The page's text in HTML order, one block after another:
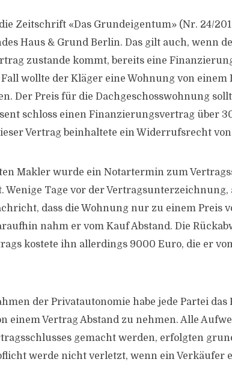
Zeitschrift «Das Grundeigentum» (Nr. 24/
Haus & Grund Berlin. Das gilt auch, wenn
zustande kommt, bereits eine
wollte der Kläger eine Wohnung von einem
Der Preis für die Dachgeschosswohnung
schloss einen Finanzierungsvertrag über
Vertrag beinhaltete ein Widerrufsrecht von
Makler wurde ein Notartermin zum
Wenige Tage vor der
dass die Wohnung nur zu einem Preis
nahm er vom Kauf Abstand. Die
kostete ihn allerdings 9000 Euro, die er
der Privatautonomie habe jede Partei das
einem Vertrag Abstand zu nehmen. Alle
gemacht werden, erfolgten
werde nicht verletzt, wenn ein Verkäufer